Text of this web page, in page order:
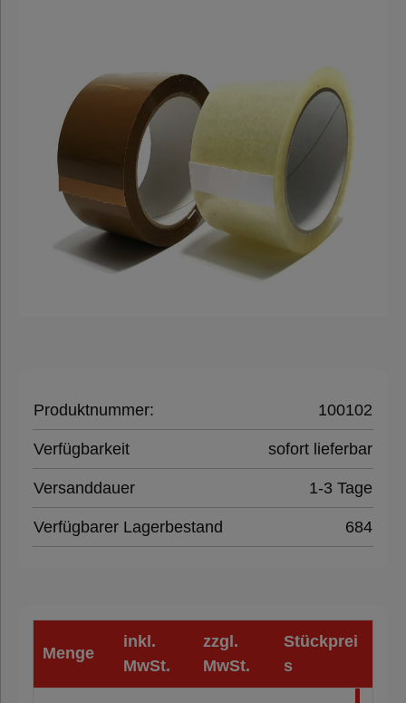
Klebeband
Klebeband
mit Druck
Automatenklebeband
Nachhaltige
Folien,
Paletten &
Umreifung
Produktnummer: 100102
Verfügbarkeit sofort lieferbar
Versanddauer 1-3 Tage
Verfügbarer Lagerbestand 684
Menge
inkl.
MwSt.
zzgl.
MwSt.
Stückprei
s